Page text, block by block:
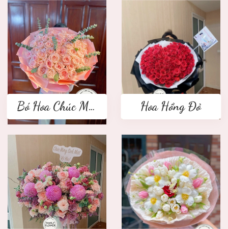
Bó Hoa Chúc Mừng Hoa Hồng Đỏ